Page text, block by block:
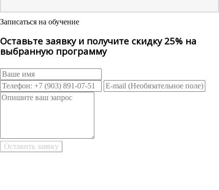
Записаться на обучение
Оставьте заявку и получите скидку 25% на
выбранную программу